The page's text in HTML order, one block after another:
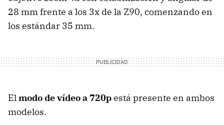
28 mm frente a los 3x de la Z90, comenzando en
los estándar 35 mm.
Elmodo de vídeo a 720pestá presente en ambos
modelos.